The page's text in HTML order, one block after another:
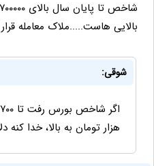
بالایی هاست.....ملاک معامله
شوقی:
هزار تومان به بالا، خدا